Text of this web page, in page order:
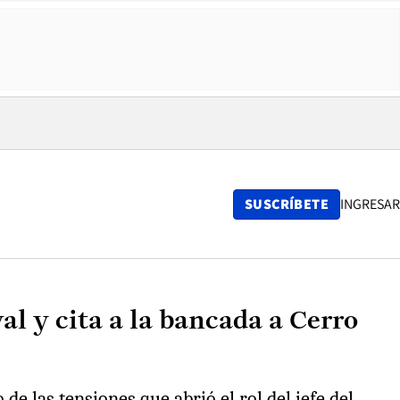
SUSCRÍBETE INGRESAR
y cita a la bancada a Cerro